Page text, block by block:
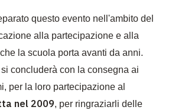
questo evento nell'ambito del
alla partecipazione e alla
la scuola porta avanti da anni.
concluderà con la consegna ai
per la loro partecipazione al
nel 2009, per ringraziarli delle